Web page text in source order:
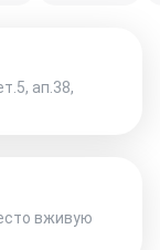
ап.38,
вживую